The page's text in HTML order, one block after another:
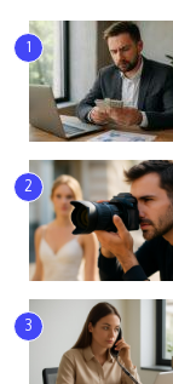
1
2
3